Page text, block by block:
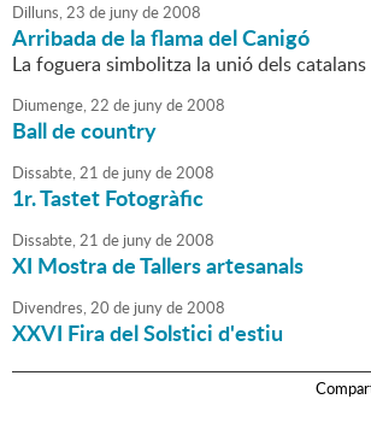
Dilluns,23 de junyde2008
Arribada de la flama del Canigó
La foguera simbolitza la unió dels catalans
Diumenge,22 de junyde2008
Ball de country
Dissabte,21 de junyde2008
1r. Tastet Fotogràfic
Dissabte,21 de junyde2008
XI Mostra de Tallers artesanals
Divendres,20 de junyde2008
XXVI Fira del Solstici d'estiu